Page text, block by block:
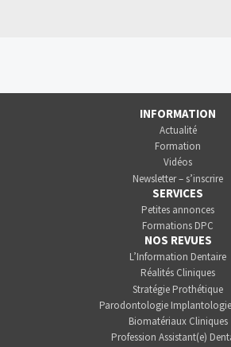
INFORMATION
Actualité
Formation
Vidéos
Newsletter – s’inscrire
SERVICES
Petites annonces
Formations DPC
NOS REVUES
L’Information Dentaire
Réalités Cliniques
Stratégie Prothétique
Parodontologie
Biomatériaux Cliniques
Profession Assistant(e)